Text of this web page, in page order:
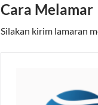
Cara Melamar
Silakan kirim lamaran